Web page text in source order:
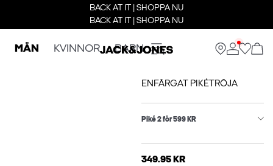
BACK AT IT | SHOPPA NU
BACK AT IT | SHOPPA NU
MÄN KVINNOR BARN
ENFÄRGAT PIKÉTRÖJA
Piké 2 för 599 KR
349.95 KR